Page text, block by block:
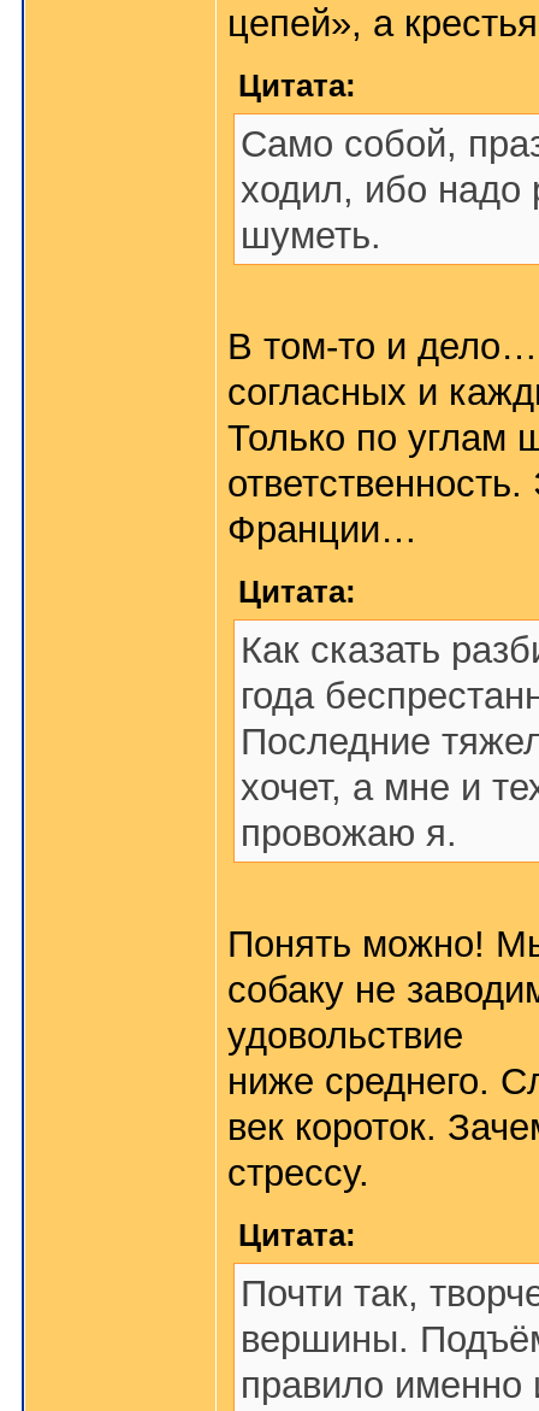
цепей», а
Цитата:
Само собой,
ходил, ибо надо
шуметь.
В том-то и
согласных и
Только по углам
Франции…
Цитата:
Как сказать
года
Последние
хочет, а мне и
провожаю я.
Понять можно!
собаку не
удовольствие
ниже среднего.
век короток.
стрессу.
Цитата:
Почти так,
вершины.
правило именно